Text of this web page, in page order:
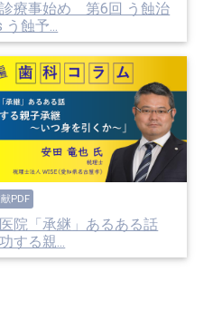
識した採用条件を考え
療事始め 第6回 う蝕治
う蝕予...
PDF
院「承継」あるある話
功する親...